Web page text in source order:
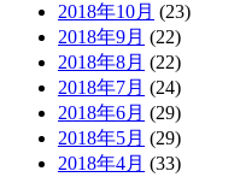
2018年10月 (23)
2018年9月 (22)
2018年8月 (22)
2018年7月 (24)
2018年6月 (29)
2018年5月 (29)
2018年4月 (33)